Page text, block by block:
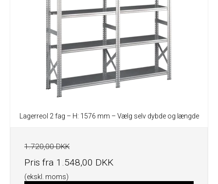
Lagerreol 2 fag – H: 1576 mm – Vælg selv dybde og længde
1.720,00 DKK
Pris fra 1.548,00 DKK
(ekskl. moms)